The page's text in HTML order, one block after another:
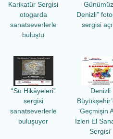
Karikatür Sergisi
otogarda
sanatseverlerle
buluştu
Denizli”
sergisi
“Su Hikâyeleri”
sergisi
sanatseverlerle
buluşuyor
Denizli
‘Geçmişin
İzleri El
Sergisi’